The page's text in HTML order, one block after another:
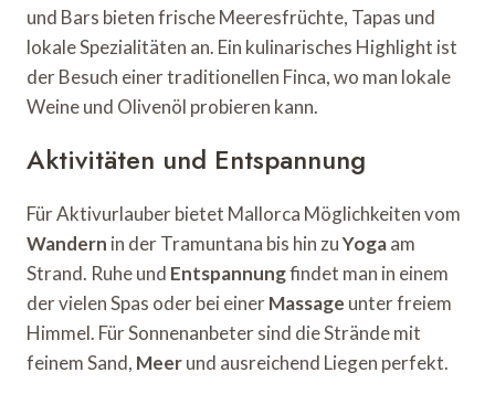
und Bars bieten frische Meeresfrüchte, Tapas und
lokale Spezialitäten an. Ein kulinarisches Highlight ist
der Besuch einer traditionellen Finca, wo man lokale
Weine und Olivenöl probieren kann.
Aktivitäten und Entspannung
Für Aktivurlauber bietet Mallorca Möglichkeiten vom
Wandern in der Tramuntana bis hin zuYogaam
Strand. Ruhe und Entspannungfindet man in einem
der vielen Spas oder bei einerMassage unter freiem
Himmel. Für Sonnenanbeter sind die Strände mit
feinem Sand, Meerund ausreichend Liegen perfekt.